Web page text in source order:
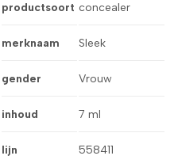
productsoort concealer
merknaam Sleek
gender Vrouw
inhoud 7 ml
lijn 558411